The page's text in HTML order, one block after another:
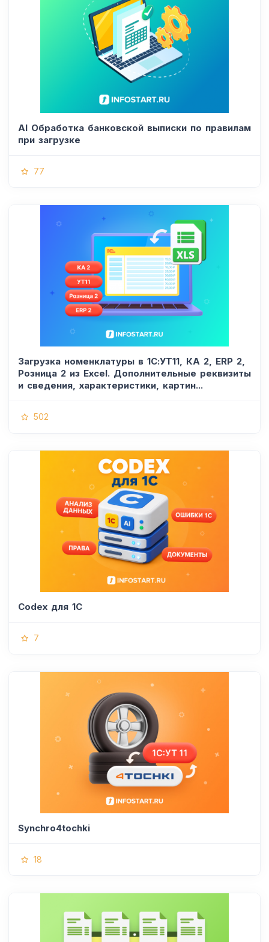
AI Обработка банковской выписки по правилам
при загрузке
77
Загрузка номенклатуры в 1С:УТ11, КА 2, ERP 2,
Розница 2 из Excel. Дополнительные реквизиты
и сведения, характеристики, картин...
502
Codex для 1С
7
Synchro4tochki
18